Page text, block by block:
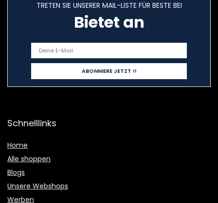
TRETEN SIE UNSERER MAIL-LISTE FÜR BESTE BEI
Bietet an
Schnelllinks
Home
Alle shoppen
Blogs
Unsere Webshops
Werben